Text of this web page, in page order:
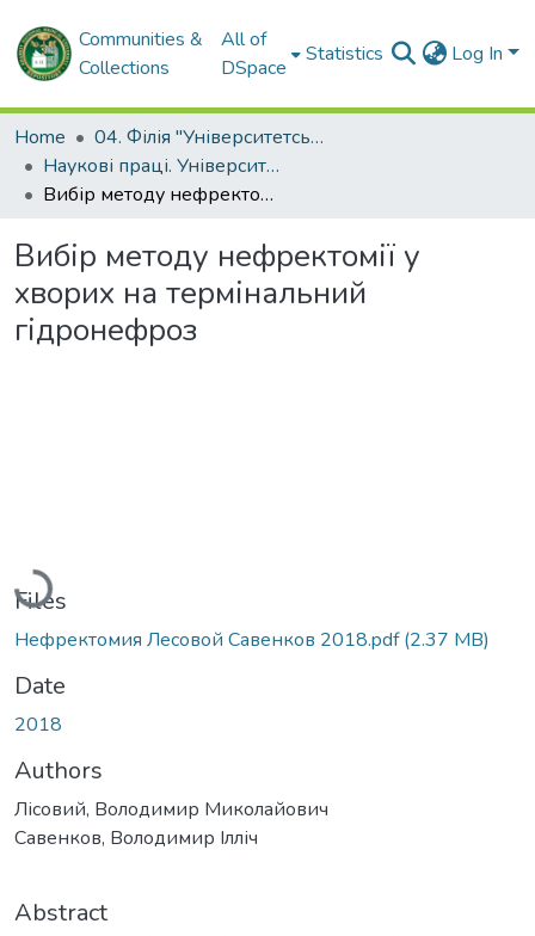
Communities &
Collections
All of
DSpace
Statistics Log In
Home
04. Філія "Університетська лікарня" ХНМУ
Наукові праці. Університетська лікарня ХНМУ
Вибір методу нефректомії у хворих на термінальний гідронефроз
Вибір методу нефректомії у
хворих на термінальний
гідронефроз
Loading...
Files
Нефректомия Лесовой Савенков 2018.pdf(2.37 MB)
Date
2018
Authors
Лісовий, Володимир Миколайович
Савенков, Володимир Ілліч
Abstract